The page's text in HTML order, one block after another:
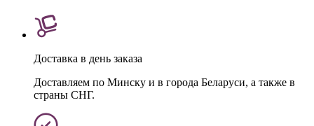
Доставка в день заказа
Доставляем по Минску и в города Беларуси, а также в
страны СНГ.